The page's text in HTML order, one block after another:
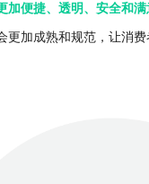
便捷、透明、安全和满
加成熟和规范，让消费